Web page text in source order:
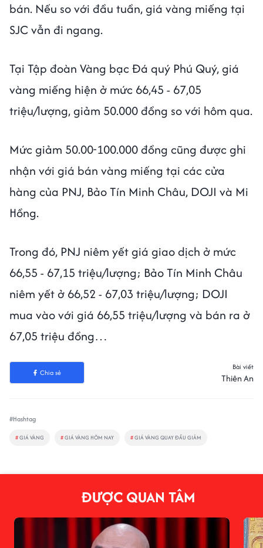
bán. Nếu so với đầu tuần, giá vàng miếng tại
SJC vẫn đi ngang.
Tại Tập đoàn Vàng bạc Đá quý Phú Quý, giá
vàng miếng hiện ở mức 66,45 - 67,05
triệu/lượng, giảm 50.000 đồng so với hôm qua.
Mức giảm 50.00-100.000 đồng cũng được ghi
nhận với giá bán vàng miếng tại các cửa
hàng của PNJ, Bảo Tín Minh Châu, DOJI và Mi
Hồng.
Trong đó, PNJ niêm yết giá giao dịch ở mức
66,55 - 67,15 triệu/lượng; Bảo Tín Minh Châu
niêm yết ở 66,52 - 67,03 triệu/lượng; DOJI
mua vào với giá 66,55 triệu/lượng và bán ra ở
67,05 triệu đồng…
Chia sẻ
Bài viết
Thiên An
#Hashtag
#GIÁ VÀNG #GIÁ VÀNG HÔM NAY #GIÁ VÀNG QUAY ĐẦU GIẢM
ĐƯỢC QUAN TÂM